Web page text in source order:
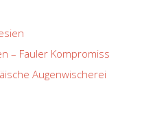
– Fauler Kompromiss
Augenwischerei